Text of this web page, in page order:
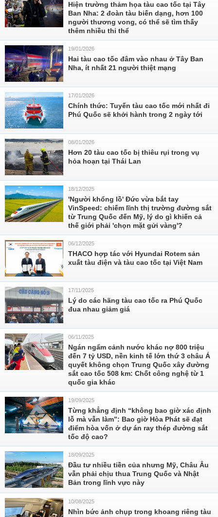
Hiện trường thảm họa tàu cao tốc tại Tây
Ban Nha: 2 đoàn tàu biến dạng, hơn 100
người thương vong, có thể sẽ tìm thấy
thêm nhiều thi thể
19/01/2026
Hai tàu cao tốc đâm vào nhau ở Tây Ban
Nha, ít nhất 21 người thiệt mạng
17/01/2026
Chính thức: Tuyến tàu cao tốc mới nhất đi
Phú Quốc sẽ khởi hành trong 2 ngày tới
08/01/2026
Hơn 20 tàu cao tốc bị thiêu rụi trong vụ
hỏa hoạn tại Thái Lan
18/12/2025
'Người khổng lồ' Đức vừa bắt tay
VinSpeed: chiếm lĩnh thị trường đường sắt
từ Trung Quốc đến Mỹ, lý do gì khiến cả
thế giới phải 'chọn mặt gửi vàng'?
06/12/2025
THACO hợp tác với Hyundai Rotem sản
xuất tàu điện và tàu cao tốc tại Việt Nam
17/11/2025
Lý do các hãng tàu cao tốc ra Phú Quốc
đua nhau giảm giá
06/11/2025
Ngán ngẩm cảnh nước khác nợ 800 triệu
đến 7 tỷ USD, nền kinh tế lớn thứ 3 châu Á
quyết không chọn Trung Quốc xây đường
sắt cao tốc 508 km: Chốt công nghệ từ 1
quốc gia khác
19/09/2025
Từng khẳng định “không bao giờ xác định
lỗ mà vẫn làm”: Bao giờ Hòa Phát sẽ đạt
điểm hòa vốn ở dự án ray thép đường sắt
tốc độ cao?
18/09/2025
Đầu tư nhiều tiền của nhưng Mỹ, Châu Âu
vẫn phải chịu thua Trung Quốc và Nhật
Bản trong lĩnh vực này
10/08/2025
Nhìn bức ảnh chụp trong khoang riêng tàu